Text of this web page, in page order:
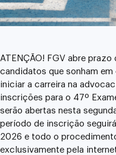
ATENÇÃO! FGV abre
candidatos que sonham
iniciar a carreira na
inscrições para o 47º
serão abertas nesta
período de inscrição
2026 e todo o
exclusivamente pela